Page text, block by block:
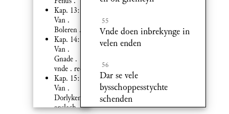
Kap. 13:
Van .
Boleren .
Kap. 14:
Van .
Gnade .
vnde . recht
Kap. 15:
Van .
Dorlykem .
anslach
55
Vnde doen inbrekynge in
velen enden
56
Dar se vele
bysschoppesstychte
schenden